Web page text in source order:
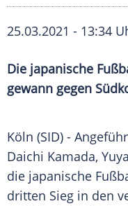
25.03.2021 - 13:34
Die japanische
gewann gegen
Köln (SID) -
Daichi Kamada,
die japanische
dritten Sieg in den